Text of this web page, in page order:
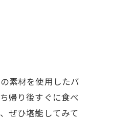
素材を使用したバ
帰り後すぐに食べ
ぜひ堪能してみて